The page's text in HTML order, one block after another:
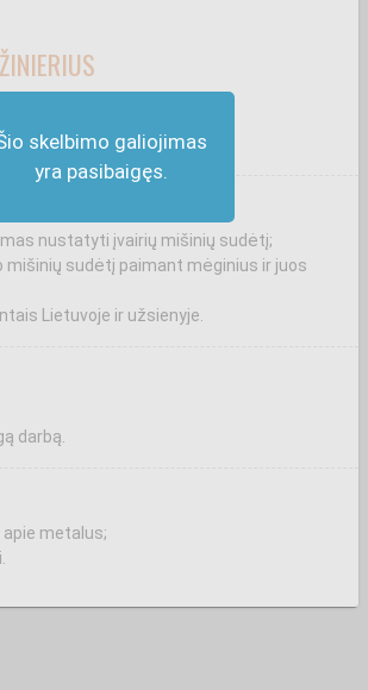
skelbimo galiojimas
yra pasibaigęs.
MOKESČIUS
€
nustatyti įvairių mišinių sudėtį;
sudėtį paimant mėginius ir juos
Lietuvoje ir užsienyje.
darbą.
metalus;